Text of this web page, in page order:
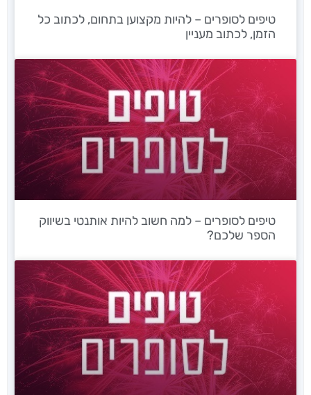
טיפים לסופרים – להיות מקצוען בתחום, לכתוב כל
הזמן, לכתוב מעניין
טיפים לסופרים – למה חשוב להיות אותנטי בשיווק
הספר שלכם?